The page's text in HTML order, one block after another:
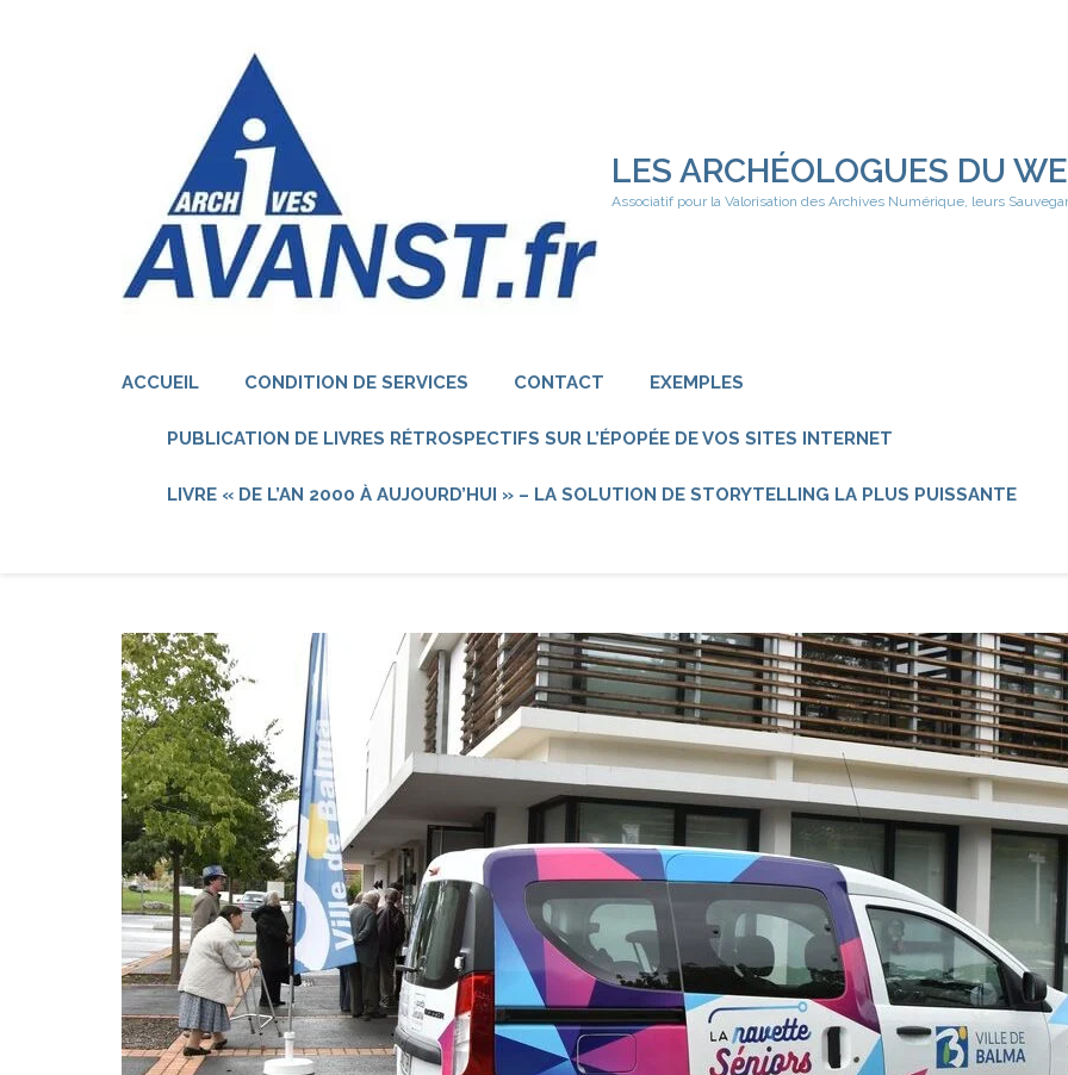
LES ARCHÉOLOGUES DU
Associatif pour la Valorisation des Archives Numérique, leurs
ACCUEIL CONDITION DE SERVICES CONTACT EXEMPLES
PUBLICATION DE LIVRES RÉTROSPECTIFS SUR L’ÉPOPÉE DE VOS SITES INTERNET
LIVRE « DE L’AN 2000 À AUJOURD’HUI » – LA SOLUTION DE STORYTELLING LA PLUS PUISSANTE